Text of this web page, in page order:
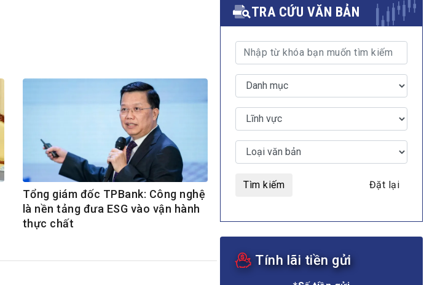
MULTIMEDIA
Video
E-magazines
Tổng giám đốc TPBank: Công nghệ
là nền tảng đưa ESG vào vận hành
thực chất
TRA CỨU VĂN BẢN
Tìm kiếm Đặt lại
Tính lãi tiền gửi